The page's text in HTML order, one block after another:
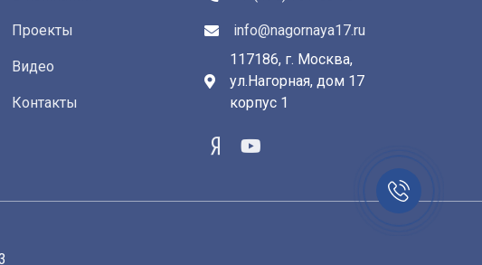
Проекты
Видео
Контакты
info@nagornaya17.ru
117186, г. Москва,
ул.Нагорная, дом 17
корпус 1
Заказать
звонок